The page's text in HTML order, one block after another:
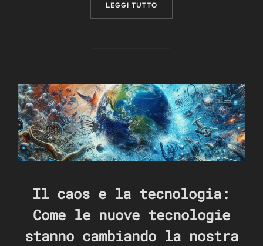
LEGGI TUTTO
Il caos e la tecnologia:
Come le nuove tecnologie
stanno cambiando la nostra